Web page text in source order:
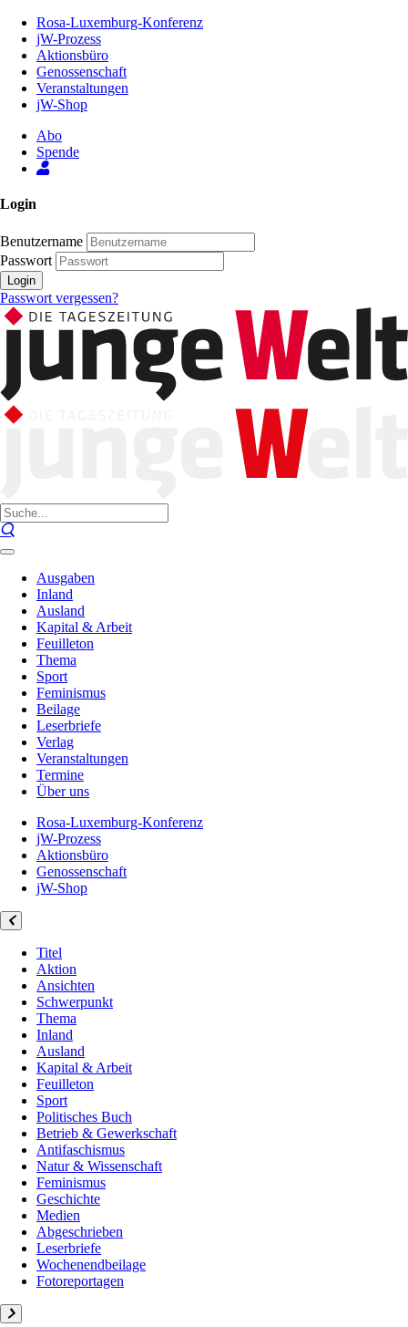
Inhalt
Seite
Rosa-Luxemburg-Konferenz
jW-Prozess
Aktionsbüro
Genossenschaft
Veranstaltungen
jW-Shop
Abo
Spende
Login
Benutzername
Passwort
Login
Passwort vergessen?
Ausgaben
Inland
Ausland
Kapital & Arbeit
Feuilleton
Thema
Sport
Feminismus
Beilage
Leserbriefe
Verlag
Veranstaltungen
Termine
Über uns
Rosa-Luxemburg-Konferenz
jW-Prozess
Aktionsbüro
Genossenschaft
jW-Shop
Titel
Aktion
Ansichten
Schwerpunkt
Thema
Inland
Ausland
Kapital & Arbeit
Feuilleton
Sport
Politisches Buch
Betrieb & Gewerkschaft
Antifaschismus
Natur & Wissenschaft
Feminismus
Geschichte
Medien
Abgeschrieben
Leserbriefe
Wochenendbeilage
Fotoreportagen